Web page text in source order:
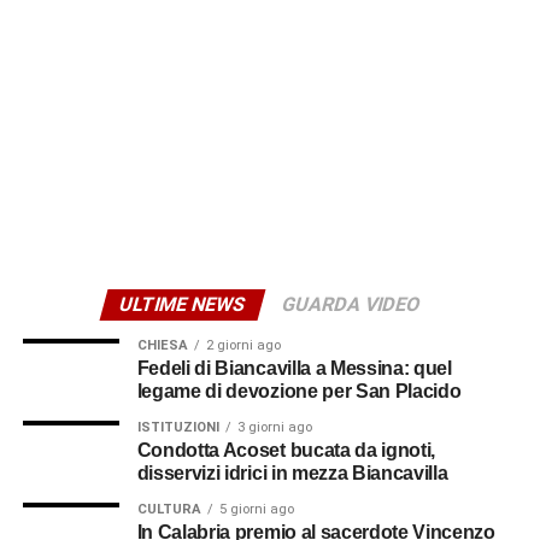
ULTIME NEWS GUARDA VIDEO
CHIESA 2 giorni ago
Fedeli di Biancavilla a Messina: quel
legame di devozione per San Placido
ISTITUZIONI 3 giorni ago
Condotta Acoset bucata da ignoti,
disservizi idrici in mezza Biancavilla
CULTURA 5 giorni ago
In Calabria premio al sacerdote Vincenzo